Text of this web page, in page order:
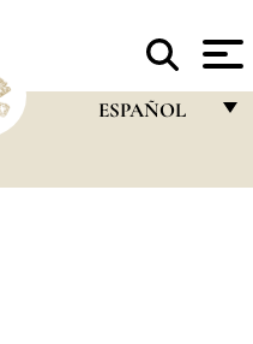
ESPAÑOL